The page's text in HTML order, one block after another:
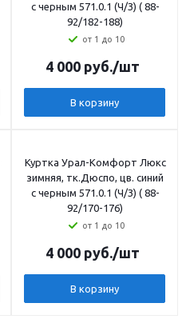
с черным 571.0.1 (Ч/З) ( 88-
92/182-188)
от 1 до 10
4 000руб./шт
В корзину
Куртка Урал-Комфорт Люкс
зимняя, тк.Дюспо, цв. синий
с черным 571.0.1 (Ч/З) ( 88-
92/170-176)
от 1 до 10
4 000руб./шт
В корзину